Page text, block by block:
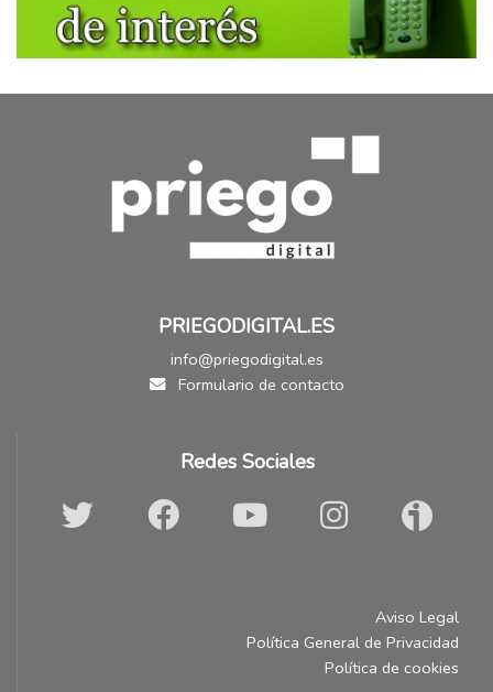
PRIEGODIGITAL.ES
info@priegodigital.es
Formulario de contacto
Redes Sociales
Aviso Legal
Política General de Privacidad
Política de cookies